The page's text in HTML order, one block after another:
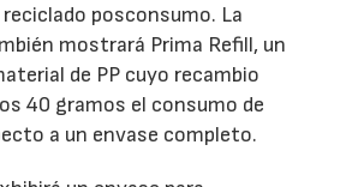
posconsumo. La
mostrará Prima Refill, un
de PP cuyo recambio
40 gramos el consumo de
a un envase completo.